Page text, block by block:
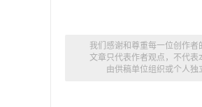
我们感谢和尊重每一位创作
文章只代表作者观点，不代
由供稿单位组织或个人独